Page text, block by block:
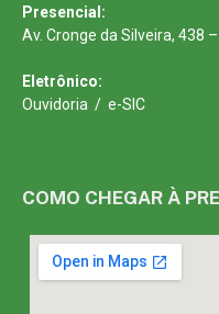
Presencial:
Av. Cronge da Silveira, 438
Eletrônico:
Ouvidoria / e-SIC
COMO CHEGAR À